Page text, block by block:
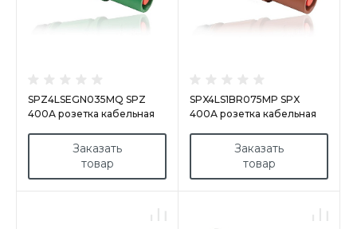
SPZ4LSEGN035MQ SPZ
400А розетка кабельная
Заказать
товар
SPX4LS1BR075MP SPX
400А розетка кабельная
Заказать
товар